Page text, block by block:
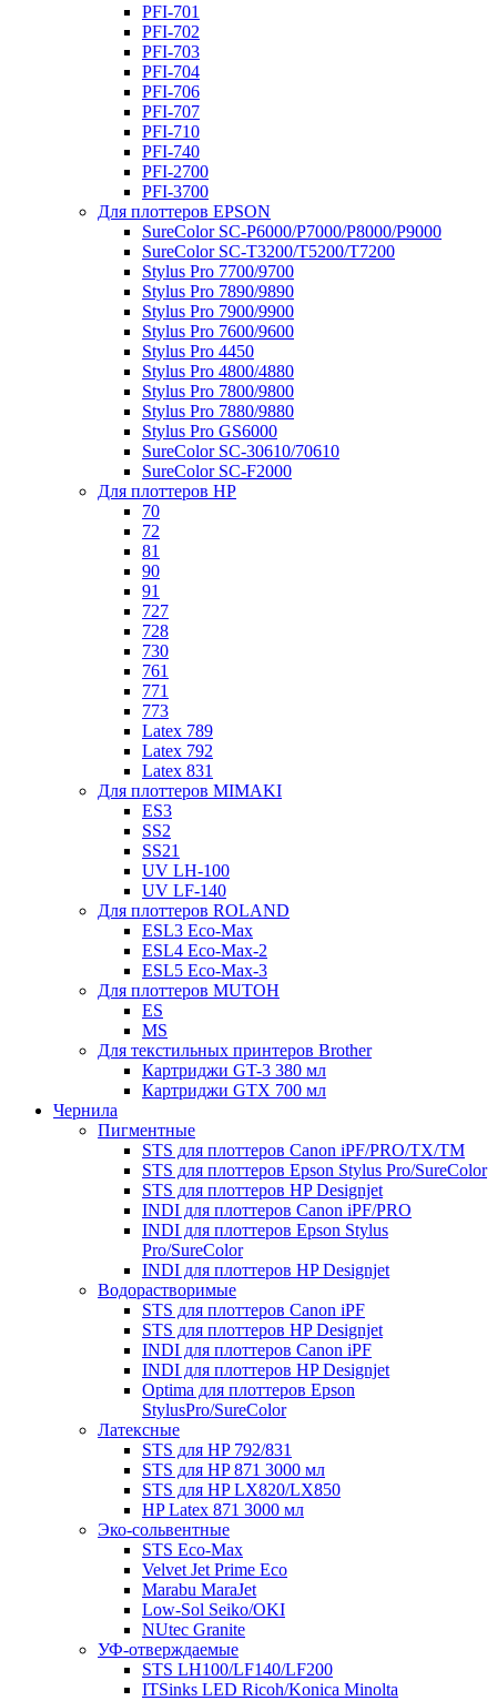
PFI-701
PFI-702
PFI-703
PFI-704
PFI-706
PFI-707
PFI-710
PFI-740
PFI-2700
PFI-3700
Для плоттеров EPSON
SureColor SC-P6000/P7000/P8000/P9000
SureColor SC-Т3200/T5200/T7200
Stylus Pro 7700/9700
Stylus Pro 7890/9890
Stylus Pro 7900/9900
Stylus Pro 7600/9600
Stylus Pro 4450
Stylus Pro 4800/4880
Stylus Pro 7800/9800
Stylus Pro 7880/9880
Stylus Pro GS6000
SureColor SC-30610/70610
SureColor SC-F2000
Для плоттеров HP
70
72
81
90
91
727
728
730
761
771
773
Latex 789
Latex 792
Latex 831
Для плоттеров MIMAKI
ES3
SS2
SS21
UV LH-100
UV LF-140
Для плоттеров ROLAND
ESL3 Eco-Max
ESL4 Eco-Max-2
ESL5 Eco-Max-3
Для плоттеров MUTOH
ES
MS
Для текстильных принтеров Brother
Картриджи GT-3 380 мл
Картриджи GTX 700 мл
Чернила
Пигментные
STS для плоттеров Canon iPF/PRO/TX/ТМ
STS для плоттеров Epson Stylus Pro/SureColor
STS для плоттеров HP Designjet
INDI для плоттеров Canon iPF/PRO
INDI для плоттеров Epson Stylus
Pro/SureColor
INDI для плоттеров HP Designjet
Водорастворимые
STS для плоттеров Canon iPF
STS для плоттеров HP Designjet
INDI для плоттеров Canon iPF
INDI для плоттеров HP Designjet
Optima для плоттеров Epson
StylusPro/SureColor
Латексные
STS для HP 792/831
STS для HP 871 3000 мл
STS для HP LX820/LX850
HP Latex 871 3000 мл
Эко-сольвентные
STS Eco-Max
Velvet Jet Prime Eco
Marabu MaraJet
Low-Sol Seiko/OKI
NUtec Granite
УФ-отверждаемые
STS LH100/LF140/LF200
ITSinks LED Ricoh/Konica Minolta